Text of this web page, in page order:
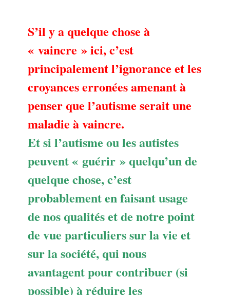
S’il y a quelque chose à
« vaincre » ici, c’est
principalement l’ignorance et les
croyances erronées amenant à
penser que l’autisme serait une
maladie à vaincre.
Et si l’autisme ou les autistes
peuvent « guérir » quelqu’un de
quelque chose, c’est
probablement en faisant usage
de nos qualités et de notre point
de vue particuliers sur la vie et
sur la société, qui nous
avantagent pour contribuer (si
possible) à réduire les